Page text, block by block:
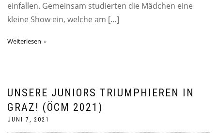
einfallen. Gemeinsam studierten die Mädchen eine
kleine Show ein, welche am […]
Weiterlesen
UNSERE JUNIORS TRIUMPHIEREN IN
GRAZ! (ÖCM 2021)
JUNI 7, 2021